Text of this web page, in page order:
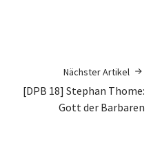
Nächster Artikel
[DPB 18] Stephan Thome:
Gott der Barbaren